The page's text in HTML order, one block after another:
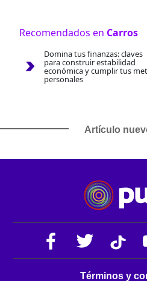
Recomendados en Carros
Domina tus finanzas: claves
para construir estabilidad
económica y cumplir tus
personales
Artículo
Términos y